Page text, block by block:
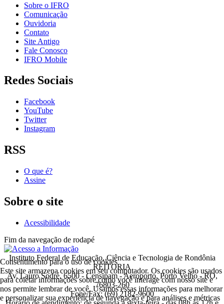
Sobre o IFRO
Comunicação
Ouvidoria
Contato
Site Antigo
Fale Conosco
IFRO Mobile
Redes Sociais
Facebook
YouTube
Twitter
Instagram
RSS
O que é?
Assine
Sobre o site
Acessibilidade
Fim da navegação de rodapé
Instituto Federal de Educação, Ciência e Tecnologia de Rondônia
REITORIA
Av. Lauro Sodré, 6500 - Censipam - Aeroporto, Porto Velho - RO,
76803-260
Fone/Fax: (69) 2182-9600
Consentimento para o uso de cookies
Este site armazena cookies em seu computador. Os cookies são usados
para coletar informações sobre como você interage com nosso site e
nos permite lembrar de você. Usamos essas informações para melhorar
e personalizar sua experiência de navegação e para análises e métricas